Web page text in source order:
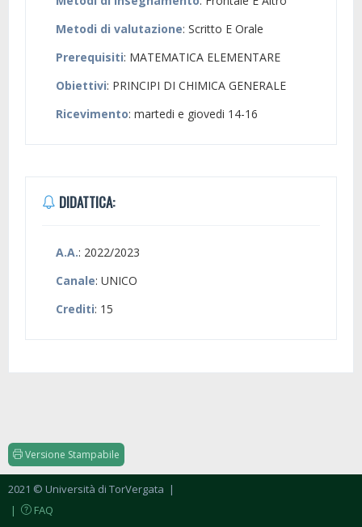
Metodi di valutazione: Scritto E Orale
Prerequisiti: MATEMATICA ELEMENTARE
Obiettivi: PRINCIPI DI CHIMICA GENERALE
Ricevimento: martedi e giovedi 14-16
DIDATTICA:
A.A.: 2022/2023
Canale: UNICO
Crediti: 15
Versione Stampabile
2021 © Università di TorVergata
|
FAQ
|